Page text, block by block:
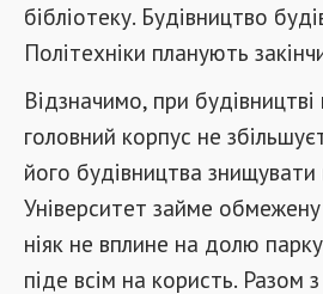
бібліотеку. Будівництво
Політехніки планують
Відзначимо, при
головний корпус не
його будівництва
Університет займе
ніяк не вплине на долю
піде всім на користь. Разом